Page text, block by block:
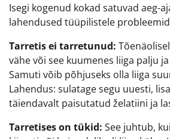
Isegi kogenud kokad satuvad aeg-
lahendused tüüpilistele
Tarretis ei tarretunud:
vähe või see kuumenes liiga palju
Samuti võib põhjuseks olla liiga
Lahendus: sulatage segu uuesti,
täiendavalt paisutatud želatiini ja
Tarretises on tükid: See juhtub,